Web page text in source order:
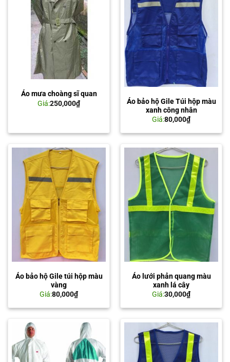
Áo mưa choàng sĩ quan
Giá:250,000₫
Áo bảo hộ Gile Túi hộp màu
xanh công nhân
Giá:80,000₫
Áo bảo hộ Gile túi hộp màu
vàng
Giá:80,000₫
Áo lưới phản quang màu
xanh lá cây
Giá:30,000₫